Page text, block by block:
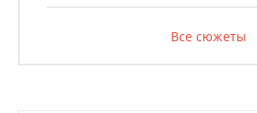
Все сюжеты